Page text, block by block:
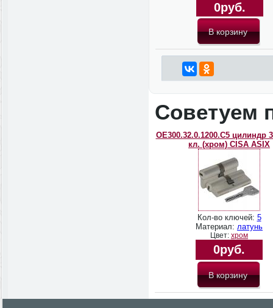
0руб.
Советуем
OЕ300.32.0.1200.C5 цилиндр
кл. (хром) CISA ASIX
Кол-во ключей: 5
Материал: латунь
Цвет: хром
0руб.